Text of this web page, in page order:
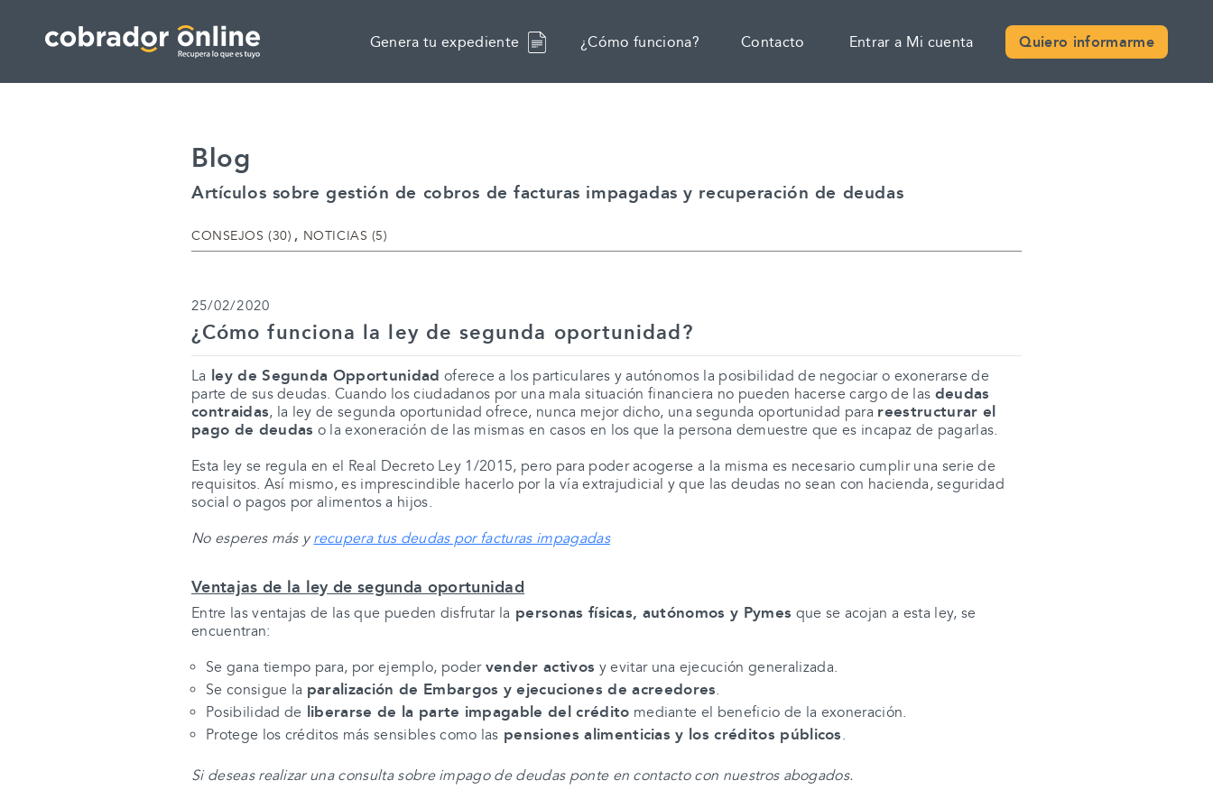
Genera tu expediente ¿Cómo funciona? Contacto Entrar a Mi cuenta Quiero informarme
Blog
Artículos sobre gestión de cobros de facturas impagadas y recuperación de deudas
CONSEJOS (30) NOTICIAS (5)
25/02/2020
¿Cómo funciona la ley de segunda oportunidad?
La ley de Segunda Opportunidad oferece a los particulares y autónomos la posibilidad de negociar o exonerarse de
parte de sus deudas. Cuando los ciudadanos por una mala situación financiera no pueden hacerse cargo de las deudas
contraidas, la ley de segunda oportunidad ofrece, nunca mejor dicho, una segunda oportunidad para reestructurar el
pago de deudas o la exoneración de las mismas en casos en los que la persona demuestre que es incapaz de pagarlas.
Esta ley se regula en el Real Decreto Ley 1/2015, pero para poder acogerse a la misma es necesario cumplir una serie de
requisitos. Así mismo,es imprescindible hacerlo por la vía extrajudicial y que las deudas no sean con hacienda, seguridad
social o pagos por alimentos a hijos.
No esperes más y recupera tus deudas por facturas impagadas
Ventajas de la ley de segunda oportunidad
Entre las ventajas de las que pueden disfrutar la personas físicas, autónomos y Pymes que se acojan a esta ley, se
encuentran:
Se gana tiempo para, por ejemplo, poder vender activos y evitar una ejecución generalizada.
Se consigue la paralización de Embargos y ejecuciones de acreedores.
Posibilidad de liberarse de la parte impagable del crédito mediante el beneficio de la exoneración.
Protege los créditos más sensibles como las pensiones alimenticias y los créditos públicos.
Si deseas realizar una consulta sobre impago de deudas ponte en contacto con nuestros abogados.